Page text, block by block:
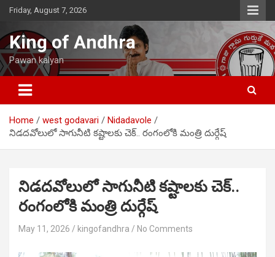
Skip
content
Friday, August 7, 2026
King of Andhra
Pawan kalyan
Home west godavari
Nidadavole
నిడదవోలులో సాగునీటి కష్టాలకు చెక్.. రంగంలోకి మంత్రి దుర్గేష్
నిడదవోలులో సాగునీటి కష్టాలకు చెక్..
రంగంలోకి మంత్రి దుర్గేష్
May 11, 2026 kingofandhra No Comments